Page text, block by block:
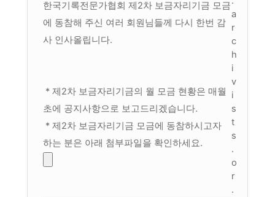
a
r
c
h
i
v
i
s
t
s
.
o
r
.
한국기록전문가협회 제2차 보금자리기금 모금
에 동참해 주신 여러 회원님들께 다시 한번 감
사 인사올립니다.
* 제2차 보금자리기금의 월 모금 현황은 매월
초에 공지사항으로 보고드리겠습니다.
* 제2차 보금자리기금 모금에 동참하시고자
하는 분은 아래 첨부파일을 확인하세요.